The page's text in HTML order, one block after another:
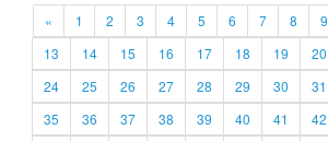
« 1 2 3 4 5 6 7 8 9
13
14 15 16 17 18 19 20
24
25 26 27 28 29 30 31
35
36 37 38 39 40 41 42